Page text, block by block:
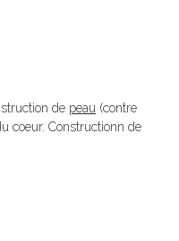
de peau (contre
coeur. Constructionn de